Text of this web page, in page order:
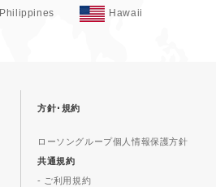
Philippines Hawaii
方針･規約
ローソングループ個人情報保護方針
共通規約
- ご利用規約